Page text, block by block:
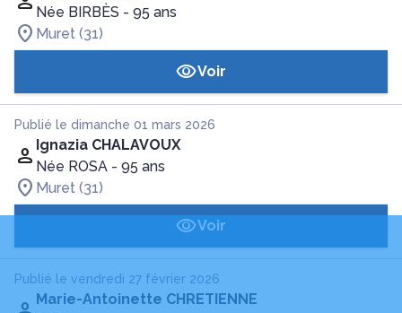
Née BIRBÈS - 95 ans
Muret (31)
Voir
Publié le dimanche 01 mars 2026
Ignazia CHALAVOUX
Née ROSA - 95 ans
Muret (31)
Voir
Publié le vendredi 27 février 2026
Marie-Antoinette CHRETIENNE